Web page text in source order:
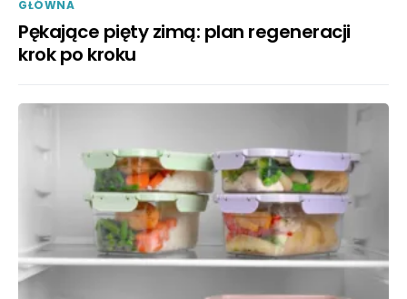
GŁÓWNA
Pękające pięty zimą: plan regeneracji
krok po kroku